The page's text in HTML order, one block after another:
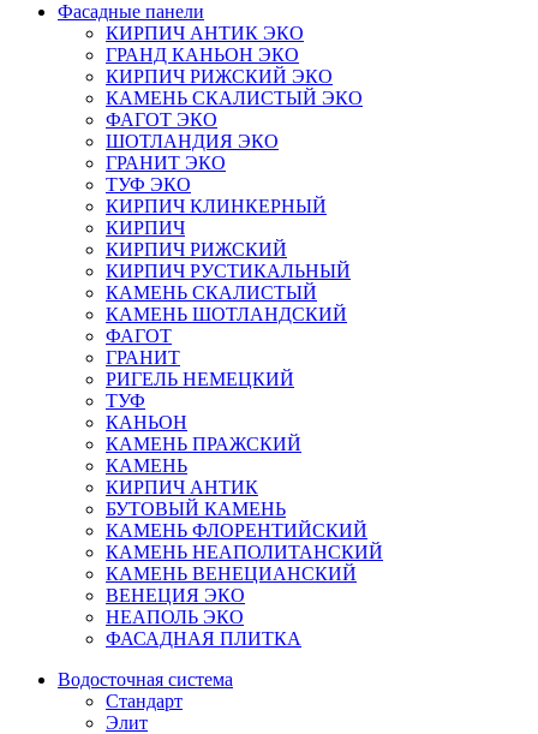
Фасадные панели
КИРПИЧ АНТИК ЭКО
ГРАНД КАНЬОН ЭКО
КИРПИЧ РИЖСКИЙ ЭКО
КАМЕНЬ СКАЛИСТЫЙ ЭКО
ФАГОТ ЭКО
ШОТЛАНДИЯ ЭКО
ГРАНИТ ЭКО
ТУФ ЭКО
КИРПИЧ КЛИНКЕРНЫЙ
КИРПИЧ
КИРПИЧ РИЖСКИЙ
КИРПИЧ РУСТИКАЛЬНЫЙ
КАМЕНЬ СКАЛИСТЫЙ
КАМЕНЬ ШОТЛАНДСКИЙ
ФАГОТ
ГРАНИТ
РИГЕЛЬ НЕМЕЦКИЙ
ТУФ
КАНЬОН
КАМЕНЬ ПРАЖСКИЙ
КАМЕНЬ
КИРПИЧ АНТИК
БУТОВЫЙ КАМЕНЬ
КАМЕНЬ ФЛОРЕНТИЙСКИЙ
КАМЕНЬ НЕАПОЛИТАНСКИЙ
КАМЕНЬ ВЕНЕЦИАНСКИЙ
ВЕНЕЦИЯ ЭКО
НЕАПОЛЬ ЭКО
ФАСАДНАЯ ПЛИТКА
Водосточная система
Стандарт
Элит